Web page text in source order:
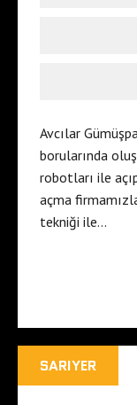
Avcılar
borularında
robotları ile
açma
tekniği ile…
SARIYER